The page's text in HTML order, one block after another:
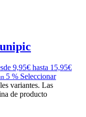
9,95€ hasta 15,95€
5 % Seleccionar
variantes. Las
de producto